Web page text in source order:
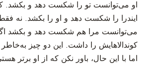
او می‌توانست تو را شکست دهد و بکشد.
ایندرا را شکست دهد و او را بکشد. نه فقط
می‌توانست مرا هم شکست دهد و بکشد
کوندالاهایش را داشت. این دو چیز
اما با این حال، باور نکن که از او برتر